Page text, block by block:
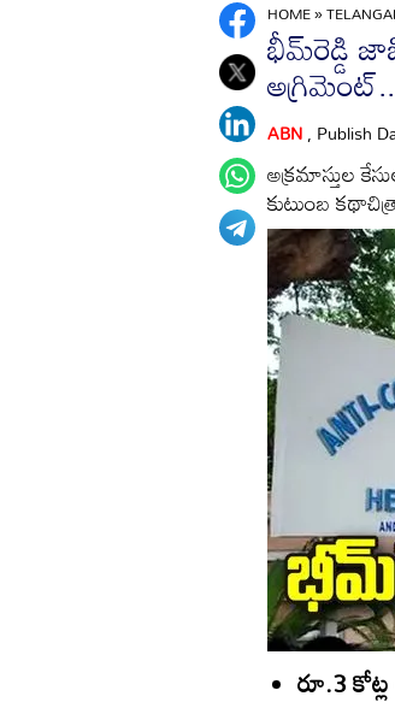
HOME»
భీమ్‌రెడ్డి
అగ్రిమెంట్‌..
ABN, Publish
అక్రమాస్తుల
కుటుంబ
రూ.3